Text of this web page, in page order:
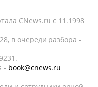
CNews.ru c 11.1998
в очереди разбора -
- book@cnews.ru